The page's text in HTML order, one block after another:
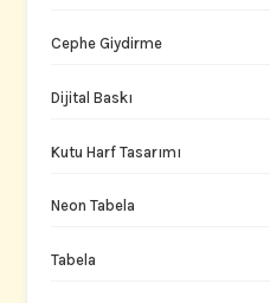
Cephe Giydirme
Dijital Baskı
Kutu Harf Tasarımı
Neon Tabela
Tabela